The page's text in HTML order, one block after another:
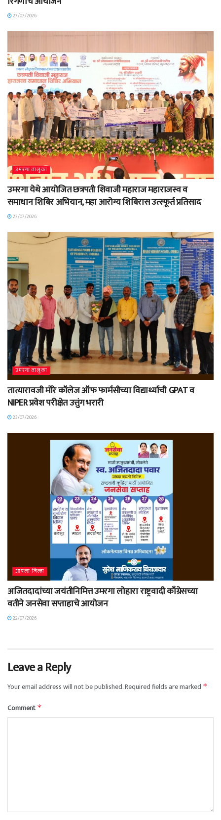
27/07/2026
उमरगा तालुका
उमरगा येथे आयोजित छत्रपती शिवाजी महाराज महाराजस्व व
समाधान शिबिर अभियान, महा आरोग्य शिबिरास उत्स्फूर्त प्रतिसाद
23/07/2026
उमरगा तालुका
तात्यारावजी मोरे कॉलेज ऑफ फार्मसीच्या विद्यार्थ्याची GPAT व
NIPER प्रवेश परीक्षेत उत्तुंग भरारी
23/07/2026
आपला जिल्हा
अजितदादांच्या जयंतीनिमित्त उमरगा लोहारा राष्ट्रवादी काँग्रेसच्या
वतीने जनसेवा सप्ताहाचे आयोजन
22/07/2026
Leave a Reply
Your email address will not be published.Required fields are marked *
Comment *